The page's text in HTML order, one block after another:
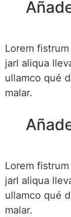
Lorem
jarl aliqua
ullamco qué
malar.
Lorem
jarl aliqua
ullamco qué
malar.